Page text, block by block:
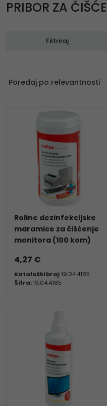
PRIBOR ZA
Filtriraj
Poredaj po relevantnosti
Roline dezinfekcijske
maramice za čišćenje
monitora (100 kom)
4,27 €
Kataloški broj:19.04.4185
Šifra:19.04.4185